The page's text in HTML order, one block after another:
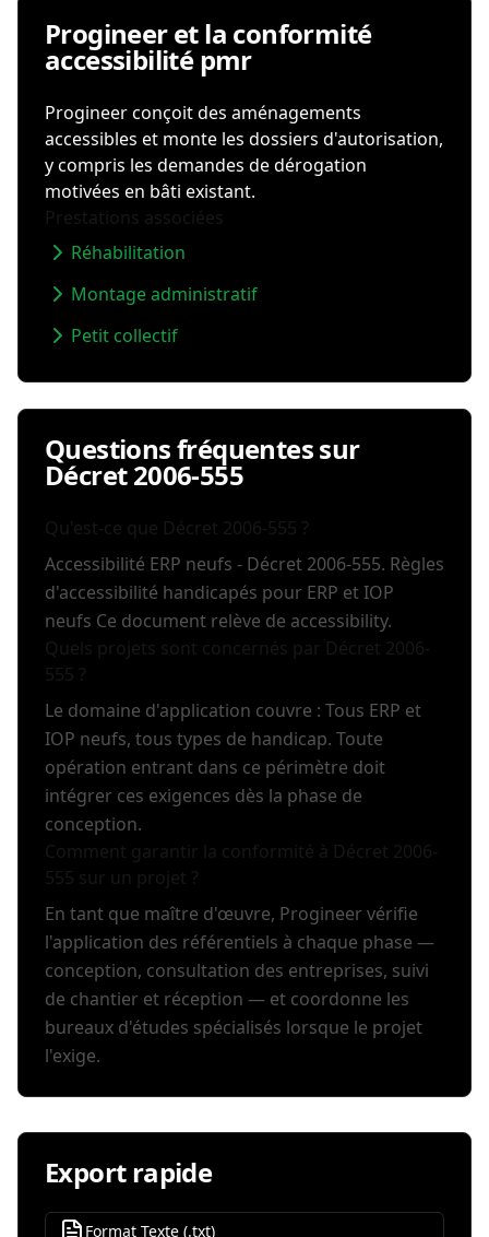
Progineer et la conformité
accessibilité pmr
Progineer conçoit des aménagements
accessibles et monte les dossiers d'autorisation,
y compris les demandes de dérogation
motivées en bâti existant.
Réhabilitation
Montage administratif
Petit collectif
Questions fréquentes sur
Décret 2006-555
Accessibilité ERP neufs - Décret 2006-555. Règles
d'accessibilité handicapés pour ERP et IOP
neufs Ce document relève de accessibility.
Le domaine d'application couvre : Tous ERP et
IOP neufs, tous types de handicap. Toute
opération entrant dans ce périmètre doit
intégrer ces exigences dès la phase de
conception.
En tant que maître d'œuvre, Progineer vérifie
l'application des référentiels à chaque phase —
conception, consultation des entreprises, suivi
de chantier et réception — et coordonne les
bureaux d'études spécialisés lorsque le projet
l'exige.
Export rapide
Format Texte (.txt)